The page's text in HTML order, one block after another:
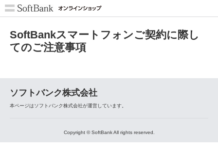
SoftBankスマートフォンご契約に際し
てのご注意事項
ソフトバンク株式会社
本ページはソフトバンク株式会社が運営しています。
Copyright © SoftBank All rights reserved.